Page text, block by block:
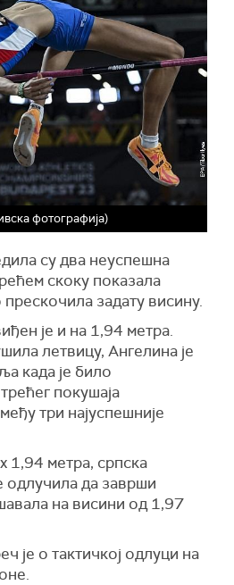
фотографија)
су два неуспешна
скоку показала
прескочила задату висину.
је и на 1,94 метра.
летвицу, Ангелина је
када је било
покушаја
три најуспешније
1,94 метра, српска
одлучила да заврши
на висини од 1,97
је о тактичкој одлуци на